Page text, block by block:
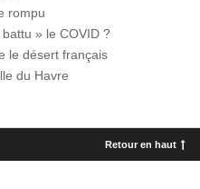
rompu
» le COVID ?
le désert français
du Havre
Retour en haut